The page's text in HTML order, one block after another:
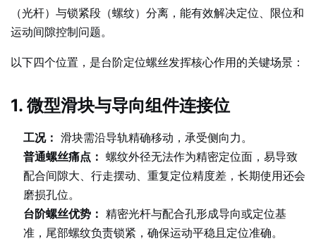
（光杆）与锁紧段（螺纹）分离，能有效解决定位、限位和
运动间隙控制问题。
以下四个位置，是台阶定位螺丝发挥核心作用的关键场景：
1. 微型滑块与导向组件连接位
工况： 滑块需沿导轨精确移动，承受侧向力。
普通螺丝痛点： 螺纹外径无法作为精密定位面，易导致
配合间隙大、行走摆动、重复定位精度差，长期使用还会
磨损孔位。
台阶螺丝优势： 精密光杆与配合孔形成导向或定位基
准，尾部螺纹负责锁紧，确保运动平稳且定位准确。